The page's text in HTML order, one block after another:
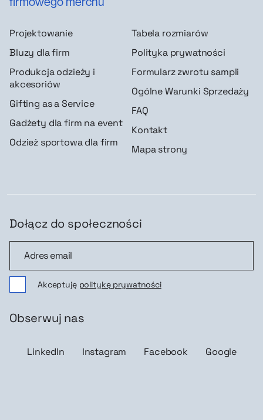
Projektowanie
Bluzy dla firm
Produkcja odzieży i
akcesoriów
Gifting as a Service
Gadżety dla firm na event
Odzież sportowa dla firm
Tabela rozmiarów
Polityka prywatności
Formularz zwrotu sampli
Ogólne Warunki Sprzedaży
FAQ
Kontakt
Mapa strony
Dołącz do społeczności
Akceptuję politykę prywatności
Obserwuj nas
LinkedIn Instagram Facebook Google